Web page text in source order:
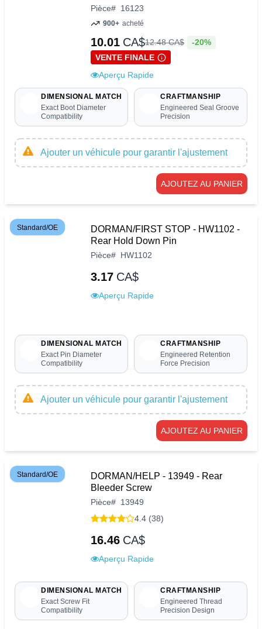
Pièce# 16123
900+ acheté
10.01 CA$12.48CA$
-20%
VENTE FINALE
Aperçu Rapide
DIMENSIONAL MATCH
Exact Boot Diameter
Compatibility
CRAFTMANSHIP
Engineered Seal Groove
Precision
Ajouter un véhicule pour garantir l'ajustement
AJOUTEZ AU PANIER
Standard/OE
DORMAN/FIRST STOP - HW1102 -
Rear Hold Down Pin
Pièce# HW1102
3.17 CA$
Aperçu Rapide
DIMENSIONAL MATCH
Exact Pin Diameter
Compatibility
CRAFTMANSHIP
Engineered Retention
Force Precision
Ajouter un véhicule pour garantir l'ajustement
AJOUTEZ AU PANIER
Standard/OE
DORMAN/HELP - 13949 - Rear
Bleeder Screw
Pièce# 13949
4.4 (38)
16.46 CA$
Aperçu Rapide
DIMENSIONAL MATCH
Exact Screw Fit
Compatibility
CRAFTMANSHIP
Engineered Thread
Precision Design